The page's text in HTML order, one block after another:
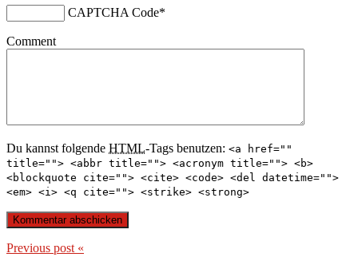
CAPTCHA Code*
Comment
Du kannst folgende HTML-Tags benutzen: <a href=""
title=""> <abbr title=""> <acronym title=""> <b>
<blockquote cite=""> <cite> <code> <del datetime="">
<em> <i> <q cite=""> <strike> <strong>
Previous post «